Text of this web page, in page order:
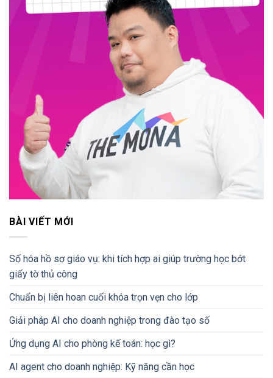
BÀI VIẾT MỚI
Số hóa hồ sơ giáo vụ: khi tích hợp ai giúp trường học bớt
giấy tờ thủ công
Chuẩn bị liên hoan cuối khóa trọn vẹn cho lớp
Giải pháp AI cho doanh nghiệp trong đào tạo số
Ứng dụng AI cho phòng kế toán: học gì?
AI agent cho doanh nghiệp: Kỹ năng cần học